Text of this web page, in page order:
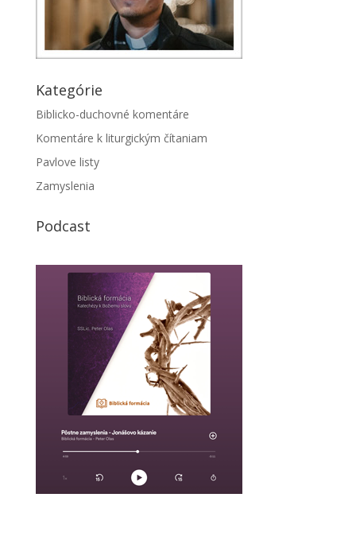
Kategórie
Biblicko-duchovné komentáre
Komentáre k liturgickým čítaniam
Pavlove listy
Zamyslenia
Podcast